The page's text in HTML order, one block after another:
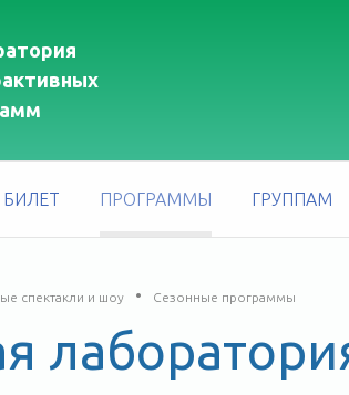
ПРОГРАММЫ ГРУППАМ
спектакли и шоу Сезонные программы